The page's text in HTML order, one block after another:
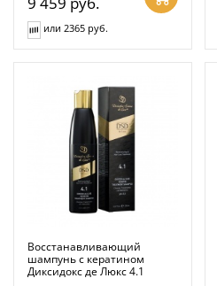
или 2365 руб.
Восстанавливающий
шампунь с кератином
Диксидокс де Люкс 4.1